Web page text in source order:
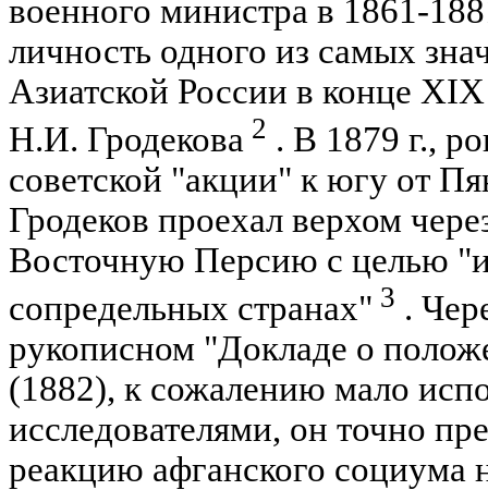
военного министра в 1861-
личность одного из самых
Азиатской России в конце
Н.И. Гродекова 2 . В 1879 г.,
советской "акции" к югу от
Гродеков проехал верхом
Восточную Персию с целью
сопредельных странах" 3 .
рукописном "Докладе о
(1882), к сожалению мало
исследователями, он точно
реакцию афганского социума